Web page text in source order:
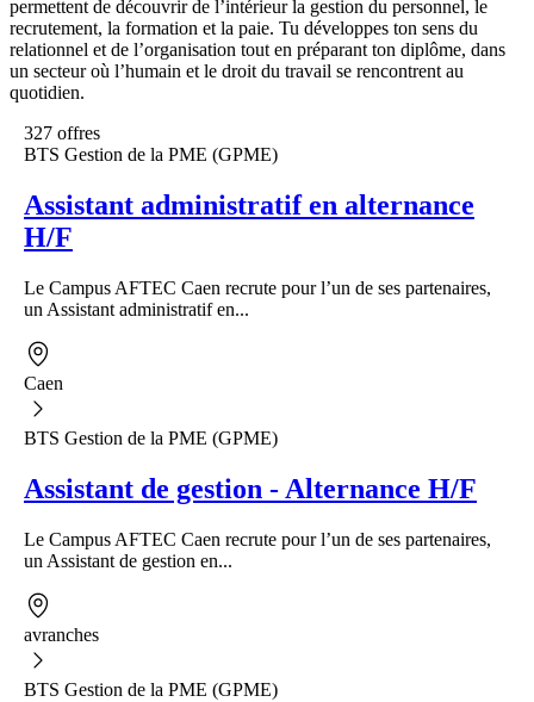
permettent de découvrir de l’intérieur la gestion du personnel, le
recrutement, la formation et la paie. Tu développes ton sens du
relationnel et de l’organisation tout en préparant ton diplôme, dans
un secteur où l’humain et le droit du travail se rencontrent au
quotidien.
327 offres
BTS Gestion de la PME (GPME)
Assistant administratif en alternance
H/F
Le Campus AFTEC Caen recrute pour l’un de ses partenaires,
un Assistant administratif en...
Caen
BTS Gestion de la PME (GPME)
Assistant de gestion - Alternance H/F
Le Campus AFTEC Caen recrute pour l’un de ses partenaires,
un Assistant de gestion en...
avranches
BTS Gestion de la PME (GPME)